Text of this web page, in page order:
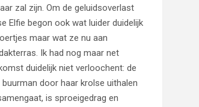
zal zijn. Om de geluidsoverlast
Elfie begon ook wat luider duidelijk
maar wat ze nu aan
Ik had nog maar net
duidelijk niet verloochent: de
door haar krolse uithalen
is sproeigedrag en